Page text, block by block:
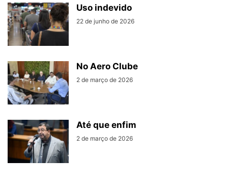
Uso indevido
22 de junho de 2026
No Aero Clube
2 de março de 2026
Até que enfim
2 de março de 2026